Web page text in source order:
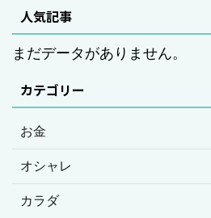
人気記事
まだデータがありません。
カテゴリー
お金
オシャレ
カラダ